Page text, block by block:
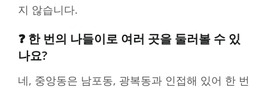
지 않습니다.
❓ 한 번의 나들이로 여러 곳을 둘러볼 수 있
나요?
네, 중앙동은 남포동, 광복동과 인접해 있어 한 번